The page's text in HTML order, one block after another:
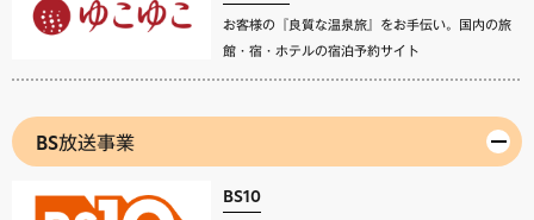
お客様の『良質な温泉旅』をお手伝い。国内の旅
館・宿・ホテルの宿泊予約サイト
BS放送事業
BS10